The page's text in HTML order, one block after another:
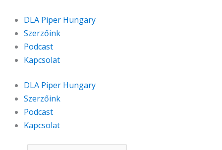
content
DLA Piper Hungary
Szerzőink
Podcast
Kapcsolat
DLA Piper Hungary
Szerzőink
Podcast
Kapcsolat